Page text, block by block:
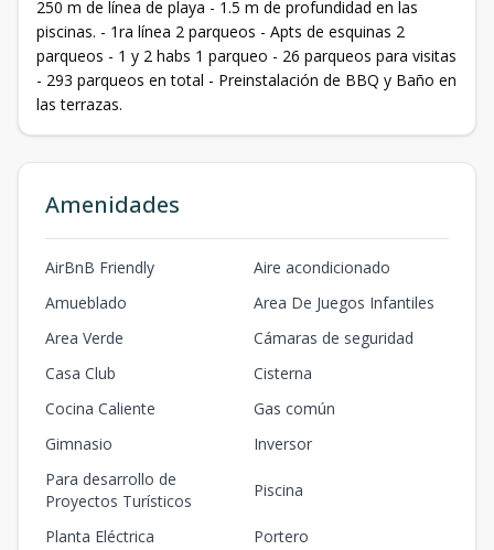
250 m de línea de playa - 1.5 m de profundidad en las
piscinas. - 1ra línea 2 parqueos - Apts de esquinas 2
parqueos - 1 y 2 habs 1 parqueo - 26 parqueos para visitas
- 293 parqueos en total - Preinstalación de BBQ y Baño en
las terrazas.
Amenidades
AirBnB Friendly
Aire acondicionado
Amueblado
Area De Juegos Infantiles
Area Verde
Cámaras de seguridad
Casa Club
Cisterna
Cocina Caliente
Gas común
Gimnasio
Inversor
Para desarrollo de
Proyectos Turísticos
Piscina
Planta Eléctrica
Portero